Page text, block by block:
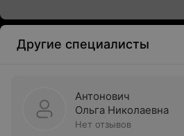
Другие специалисты
Антонович
Ольга Николаевна
Нет отзывов